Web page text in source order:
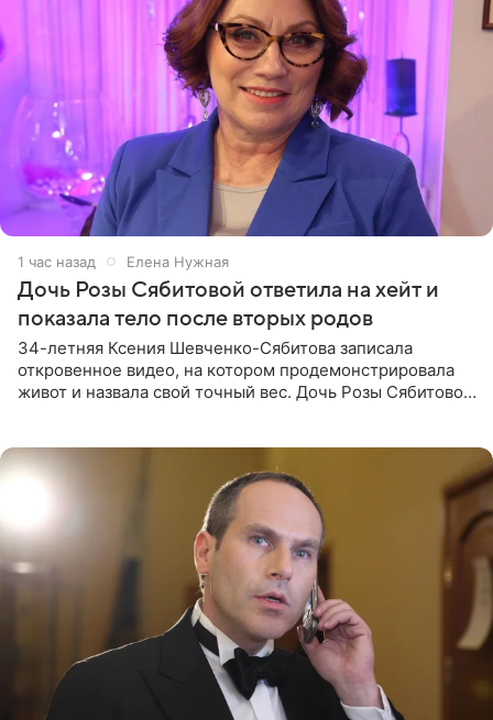
1 час назад Елена Нужная
Дочь Розы Сябитовой ответила на хейт и
показала тело после вторых родов
34-летняя Ксения Шевченко-Сябитова записала
откровенное видео, на котором продемонстрировала
живот и назвала свой точный вес. Дочь Розы Сябитовой